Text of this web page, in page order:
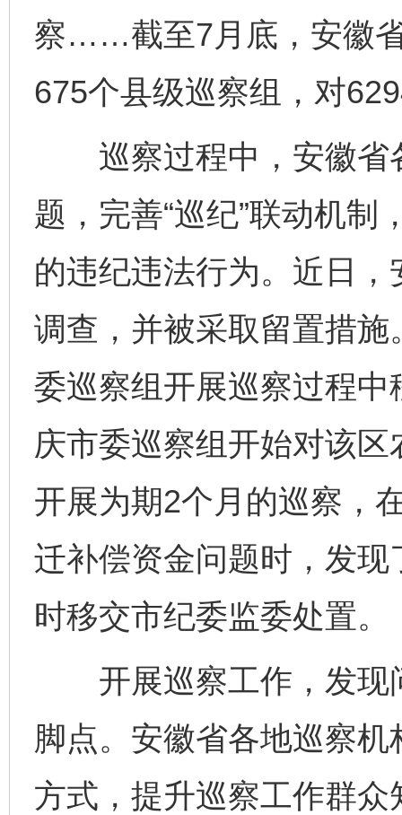
察……截至7月底，安徽
675个县级巡察组，对
巡察过程中，安徽省
题，完善“巡纪”联动机
的违纪违法行为。近日
调查，并被采取留置措
委巡察组开展巡察过程
庆市委巡察组开始对该区
开展为期2个月的巡察，
迁补偿资金问题时，发
时移交市纪委监委处置。
开展巡察工作，发现
脚点。安徽省各地巡察
方式，提升巡察工作群